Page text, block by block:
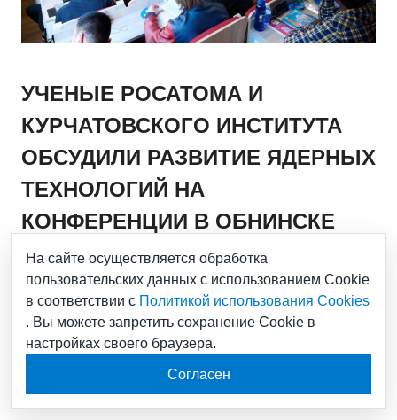
УЧЕНЫЕ РОСАТОМА И
КУРЧАТОВСКОГО ИНСТИТУТА
ОБСУДИЛИ РАЗВИТИЕ ЯДЕРНЫХ
ТЕХНОЛОГИЙ НА
КОНФЕРЕНЦИИ В ОБНИНСКЕ
01.07.2024
Эксперты рассказали молодым специалистам и
студентам про реализуемые проекты в ядерных и
На сайте осуществляется обработка
пользовательских данных с использованием Cookie
в соответствии с Политикой использования Cookies
. Вы можете запретить сохранение Cookie в
настройках своего браузера.
Согласен